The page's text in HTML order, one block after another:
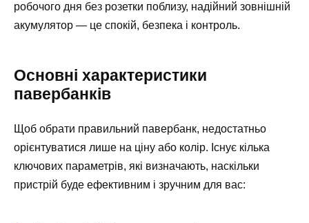
робочого дня без розетки поблизу, надійний зовнішній
акумулятор — це спокій, безпека і контроль.
Основні характеристики
павербанків
Щоб обрати правильний павербанк, недостатньо
орієнтуватися лише на ціну або колір. Існує кілька
ключових параметрів, які визначають, наскільки
пристрій буде ефективним і зручним для вас: